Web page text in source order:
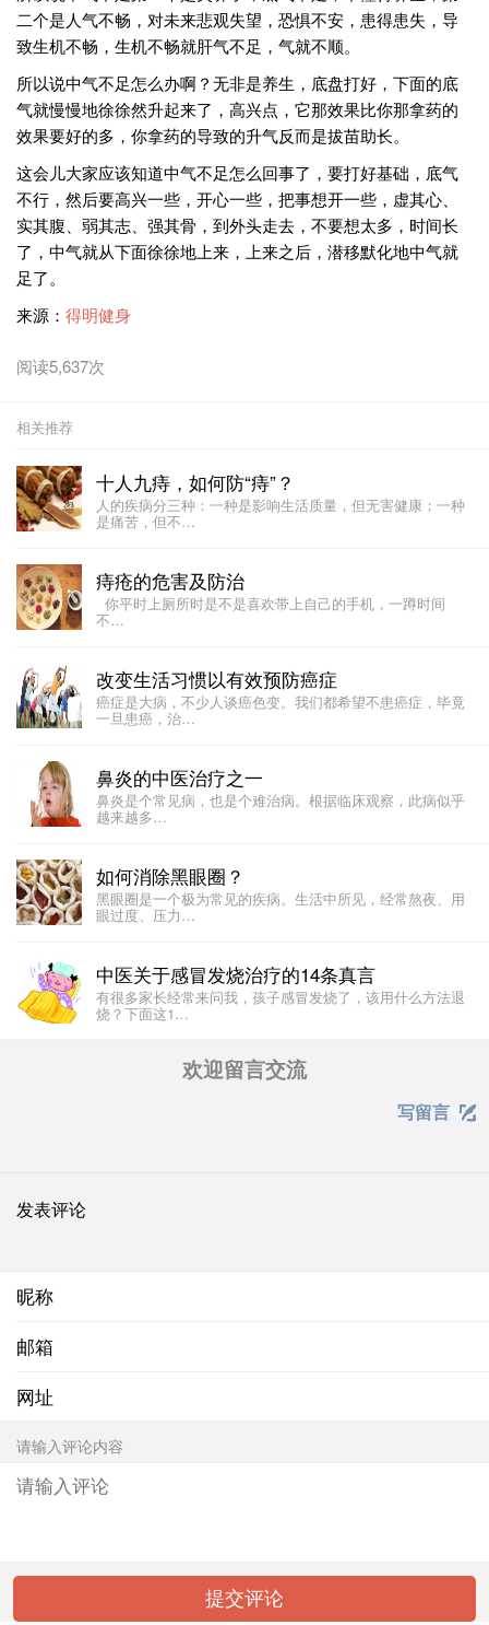
二个是人气不畅，对未来悲观失望，恐惧不安，患得患失，导
致生机不畅，生机不畅就肝气不足，气就不顺。
所以说中气不足怎么办啊？无非是养生，底盘打好，下面的底
气就慢慢地徐徐然升起来了，高兴点，它那效果比你那拿药的
效果要好的多，你拿药的导致的升气反而是拔苗助长。
这会儿大家应该知道中气不足怎么回事了，要打好基础，底气
不行，然后要高兴一些，开心一些，把事想开一些，虚其心、
实其腹、弱其志、强其骨，到外头走去，不要想太多，时间长
了，中气就从下面徐徐地上来，上来之后，潜移默化地中气就
足了。
来源： 得明健身
阅读5,637次
相关推荐
十人九痔，如何防“痔”？
人的疾病分三种：一种是影响生活质量，但无害健康；一种
是痛苦，但不…
痔疮的危害及防治
你平时上厕所时是不是喜欢带上自己的手机，一蹲时间
不…
改变生活习惯以有效预防癌症
癌症是大病，不少人谈癌色变。我们都希望不患癌症，毕竟
一旦患癌，治…
鼻炎的中医治疗之一
​​鼻炎是个常见病，也是个难治病。根据临床观察，此病似乎
越来越多…
如何消除黑眼圈？
黑眼圈是一个极为常见的疾病。生活中所见，经常熬夜、用
眼过度、压力…
中医关于感冒发烧治疗的14条真言
有很多家长经常来问我，孩子感冒发烧了，该用什么方法退
烧？下面这1…
欢迎留言交流
写留言 
发表评论
昵称
邮箱
网址
请输入评论内容